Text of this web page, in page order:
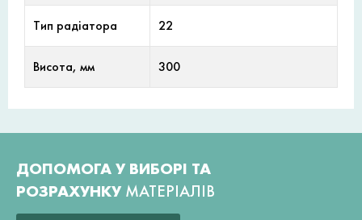
Тип радіатора 22
Висота, мм 300
ДОПОМОГА У ВИБОРІ ТА
РОЗРАХУНКУ МАТЕРІАЛІВ